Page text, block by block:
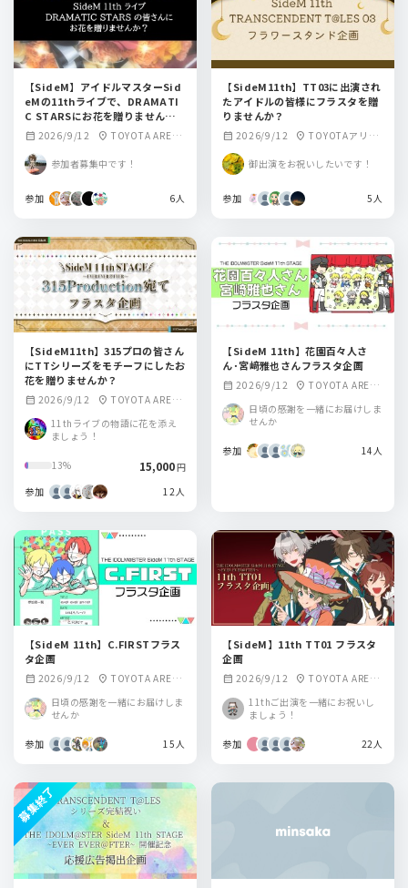
【SideM】アイドルマスターSid
eMの11thライブで、DRAMATI
C STARSにお花を贈りません
か？
calendar_month 2026/9/12 location_on TOYOTA ARENA
参加者募集中です！
参加 6人
【SideM11th】TT03に出演され
たアイドルの皆様にフラスタを贈
りませんか？
calendar_month 2026/9/12 location_on TOYOTAアリー
御出演をお祝いしたいです！
参加 5人
【SideM11th】315プロの皆さん
にTTシリーズをモチーフにしたお
花を贈りませんか？
calendar_month 2026/9/12 location_on TOYOTA ARENA
11thライブの物語に花を添え
ましょう！
13% 15,000円
参加
12人
【SideM 11th】花園百々人さ
ん･宮﨑雅也さんフラスタ企画
calendar_month 2026/9/12 location_on TOYOTA ARENA
日頃の感謝を一緒にお届けしま
せんか
参加 14人
【SideM 11th】C.FIRSTフラス
タ企画
calendar_month 2026/9/12 location_on TOYOTA ARENA
TOKYO
日頃の感謝を一緒にお届けしま
せんか
参加 15人
【SideM】11th TT01 フラスタ
企画
calendar_month 2026/9/12 location_on TOYOTA ARENA
TOKYO
11thご出演を一緒にお祝いし
ましょう！
参加 22人
募集終了